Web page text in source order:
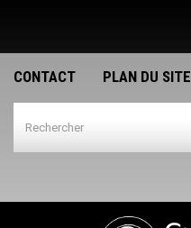
CONTACT PLAN DU SITE